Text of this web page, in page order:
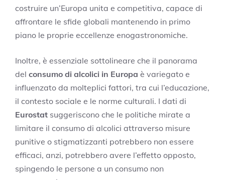
costruire un’Europa unita e competitiva, capace di
affrontare le sfide globali mantenendo in primo
piano le proprie eccellenze enogastronomiche.
Inoltre, è essenziale sottolineare che il panorama
del consumo di alcolici in Europa è variegato e
influenzato da molteplici fattori, tra cui l’educazione,
il contesto sociale e le norme culturali. I dati di
Eurostat suggeriscono che le politiche mirate a
limitare il consumo di alcolici attraverso misure
punitive o stigmatizzanti potrebbero non essere
efficaci, anzi, potrebbero avere l’effetto opposto,
spingendo le persone a un consumo non